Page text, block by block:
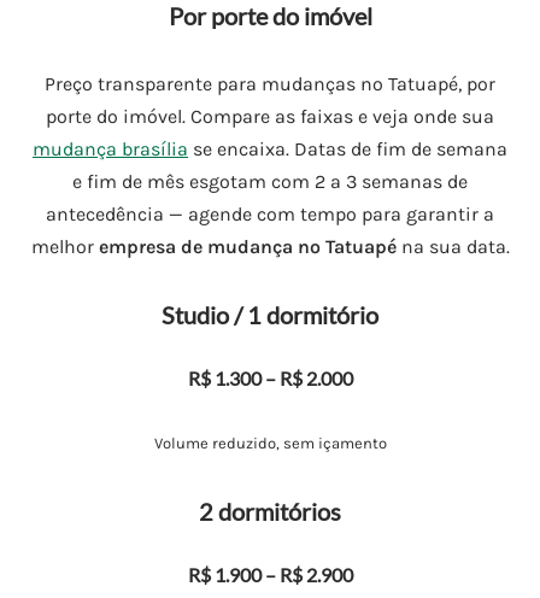
Por porte do imóvel
Preço transparente para mudanças no Tatuapé, por
porte do imóvel. Compare as faixas e veja onde sua
mudança brasília se encaixa. Datas de fim de semana
e fim de mês esgotam com 2 a 3 semanas de
antecedência — agende com tempo para garantir a
melhor empresa de mudança no Tatuapéna sua data.
Studio / 1 dormitório
R$ 1.300 – R$ 2.000
Volume reduzido, sem içamento
2 dormitórios
R$ 1.900 – R$ 2.900